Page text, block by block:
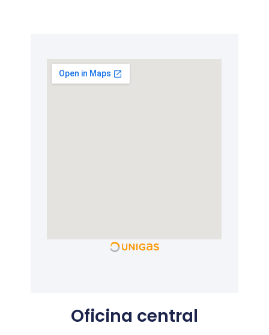
Oficina central